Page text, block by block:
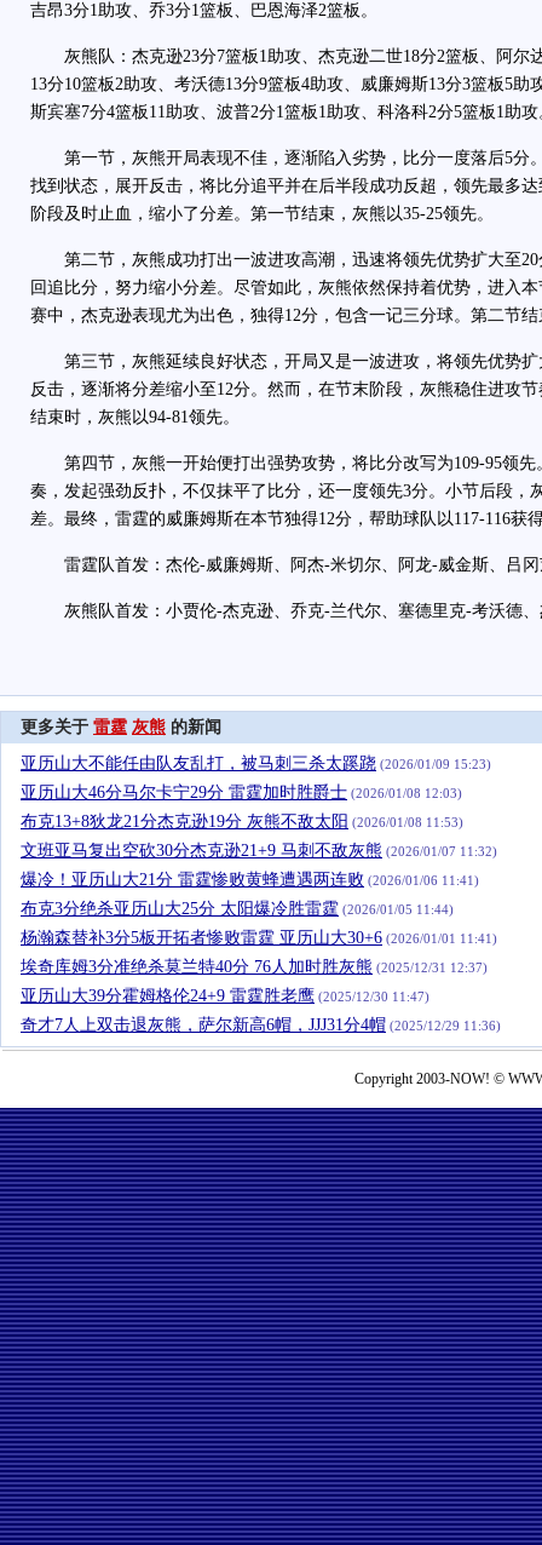
吉昂3分1助攻、乔3分1篮板、巴恩海泽2篮板。
灰熊队：杰克逊23分7篮板1助攻、杰克逊二世18分2篮板、阿尔
13分10篮板2助攻、考沃德13分9篮板4助攻、威廉姆斯13分3篮板5助
斯宾塞7分4篮板11助攻、波普2分1篮板1助攻、科洛科2分5篮板1助攻
第一节，灰熊开局表现不佳，逐渐陷入劣势，比分一度落后5分
找到状态，展开反击，将比分追平并在后半段成功反超，领先最多
阶段及时止血，缩小了分差。第一节结束，灰熊以35-25领先。
第二节，灰熊成功打出一波进攻高潮，迅速将领先优势扩大至20
回追比分，努力缩小分差。尽管如此，灰熊依然保持着优势，进入
赛中，杰克逊表现尤为出色，独得12分，包含一记三分球。第二节
第三节，灰熊延续良好状态，开局又是一波进攻，将领先优势扩
反击，逐渐将分差缩小至12分。然而，在节末阶段，灰熊稳住进攻
结束时，灰熊以94-81领先。
第四节，灰熊一开始便打出强势攻势，将比分改写为109-95领先
奏，发起强劲反扑，不仅抹平了比分，还一度领先3分。小节后段，
差。最终，雷霆的威廉姆斯在本节独得12分，帮助球队以117-116获
雷霆队首发：杰伦-威廉姆斯、阿杰-米切尔、阿龙-威金斯、吕冈
灰熊队首发：小贾伦-杰克逊、乔克-兰代尔、塞德里克-考沃德、
更多关于 雷霆 灰熊 的新闻
亚历山大不能任由队友乱打，被马刺三杀太蹊跷 (2026/01/09 15:23)
亚历山大46分马尔卡宁29分 雷霆加时胜爵士 (2026/01/08 12:03)
布克13+8狄龙21分杰克逊19分 灰熊不敌太阳 (2026/01/08 11:53)
文班亚马复出空砍30分杰克逊21+9 马刺不敌灰熊 (2026/01/07 11:32)
爆冷！亚历山大21分 雷霆惨败黄蜂遭遇两连败 (2026/01/06 11:41)
布克3分绝杀亚历山大25分 太阳爆冷胜雷霆 (2026/01/05 11:44)
杨瀚森替补3分5板开拓者惨败雷霆 亚历山大30+6 (2026/01/01 11:41)
埃奇库姆3分准绝杀莫兰特40分 76人加时胜灰熊 (2025/12/31 12:37)
亚历山大39分霍姆格伦24+9 雷霆胜老鹰 (2025/12/30 11:47)
奇才7人上双击退灰熊，萨尔新高6帽，JJJ31分4帽 (2025/12/29 11:36)
Copyright 2003-NOW! ©